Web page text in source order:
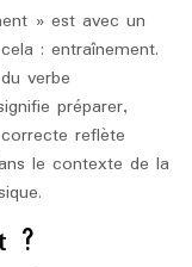
» est avec un
: entraînement.
verbe
préparer,
reflète
le contexte de la
?